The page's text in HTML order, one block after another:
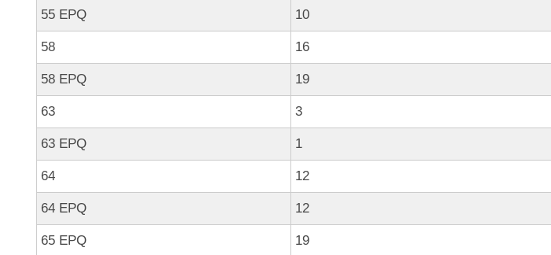
55 EPQ 10
58 16
58 EPQ 19
63 3
63 EPQ 1
64 12
64 EPQ 12
65 EPQ 19